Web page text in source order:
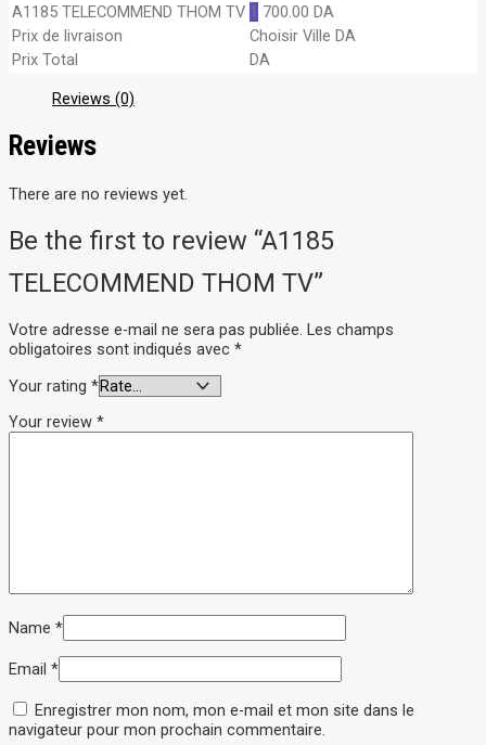
A1185 TELECOMMEND THOM TV 1 700.00 DA
Prix de livraison
Choisir Ville DA
Prix Total
DA
Reviews (0)
Reviews
There are no reviews yet.
Be the first to review “A1185
TELECOMMEND THOM TV”
Votre adresse e-mail ne sera pas publiée. Les champs
obligatoires sont indiqués avec *
Your rating *
Your review *
Name *
Email *
Enregistrer mon nom, mon e-mail et mon site dans le
navigateur pour mon prochain commentaire.